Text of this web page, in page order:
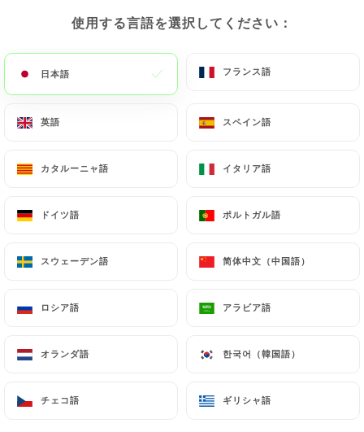
メニュー
使用する言語を選択してください：
日本語 フランス語
英語 スペイン語
カタルーニャ語 イタリア語
ドイツ語 ポルトガル語
スウェーデン語 简体中文（中国語）
ロシア語 アラビア語
オランダ語 한국어（韓国語）
チェコ語 ギリシャ語
連絡先
Restaurant L’Arôme
69300 Caluire-et-Cuire France
使用する言語を選択してください：
日本語 フランス語
英語 スペイン語
カタルーニャ語 イタリア語
ドイツ語 ポルトガル語
スウェーデン語 简体中文（中国語）
ロシア語 アラビア語
オランダ語 한국어（韓国語）
チェコ語 ギリシャ語